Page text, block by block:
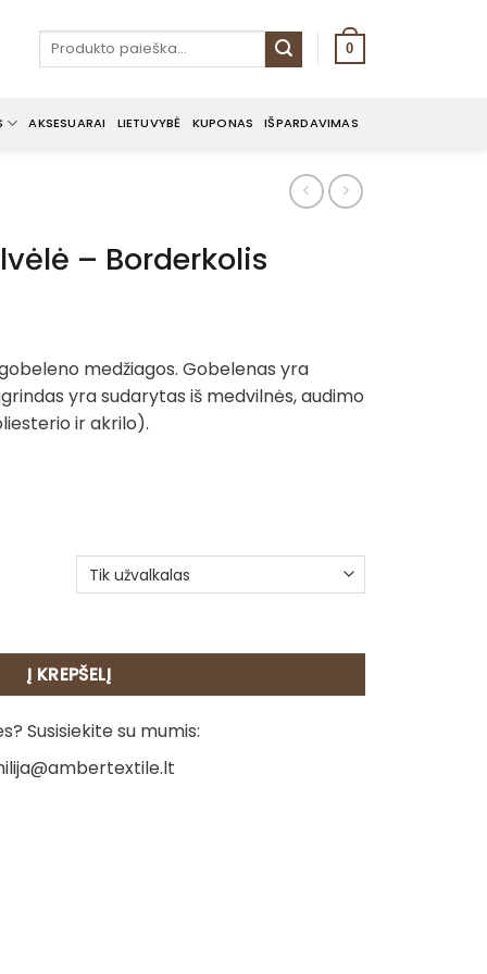
Ieškoti: 0
AKSESUARAI LIETUVYBĖ KUPONAS IŠPARDAVIMAS
– Borderkolis
medžiagos. Gobelenas yra
yra sudarytas iš medvilnės, audimo
ir akrilo).
Į KREPŠELĮ
Susisiekite su mumis: